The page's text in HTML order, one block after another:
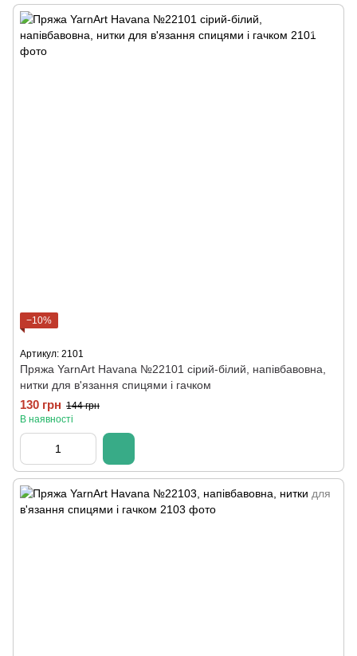
−10%
Артикул: 2101
Пряжа YarnArt Havana №22101 сірий-білий, напівбавовна,
нитки для в'язання спицями і гачком
130 грн 144 грн
В наявності